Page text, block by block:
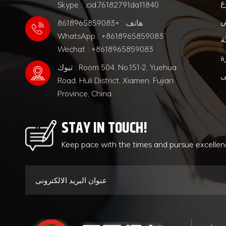
Skype : .cid.76182791da11840
هاتف : +8618965859083
WhatsApp : +8618965859083
Wechat : +8618965859083
تبوك : Room 504, No.151-2, Yuehua
Road, Huli District, Xiamen, Fujian
Province, China
STAY IN TOUCH!
Keep pace with the times and pursue